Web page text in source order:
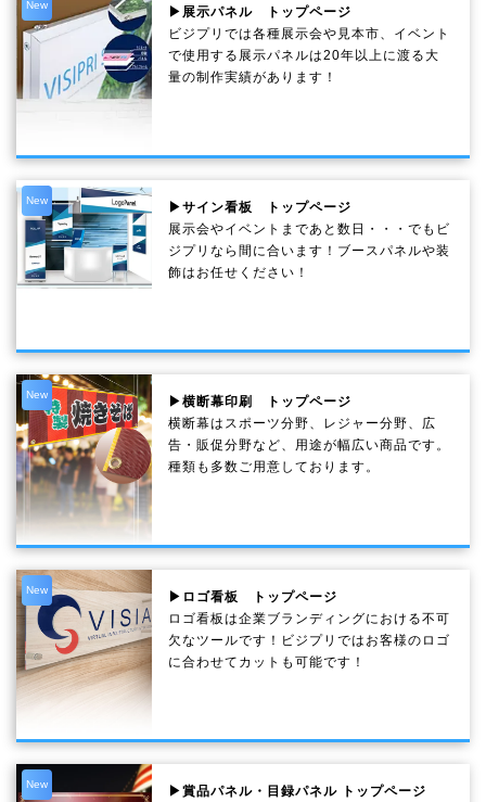
New
▶展示パネル トップページ
ビジプリでは各種展示会や見本市、イベント
で使用する展示パネルは20年以上に渡る大
量の制作実績があります！
New
▶サイン看板 トップページ
展示会やイベントまであと数日・・・でもビ
ジプリなら間に合います！ブースパネルや装
飾はお任せください！
New
▶横断幕印刷 トップページ
横断幕はスポーツ分野、レジャー分野、広
告・販促分野など、用途が幅広い商品です。
種類も多数ご用意しております。
New
▶ロゴ看板 トップページ
ロゴ看板は企業ブランディングにおける不可
欠なツールです！ビジプリではお客様のロゴ
に合わせてカットも可能です！
New
▶賞品パネル・目録パネル トップページ